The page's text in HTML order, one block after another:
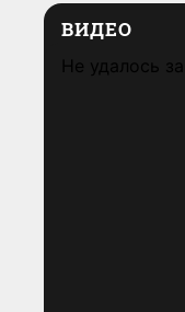
ВИДЕО
Не удалось